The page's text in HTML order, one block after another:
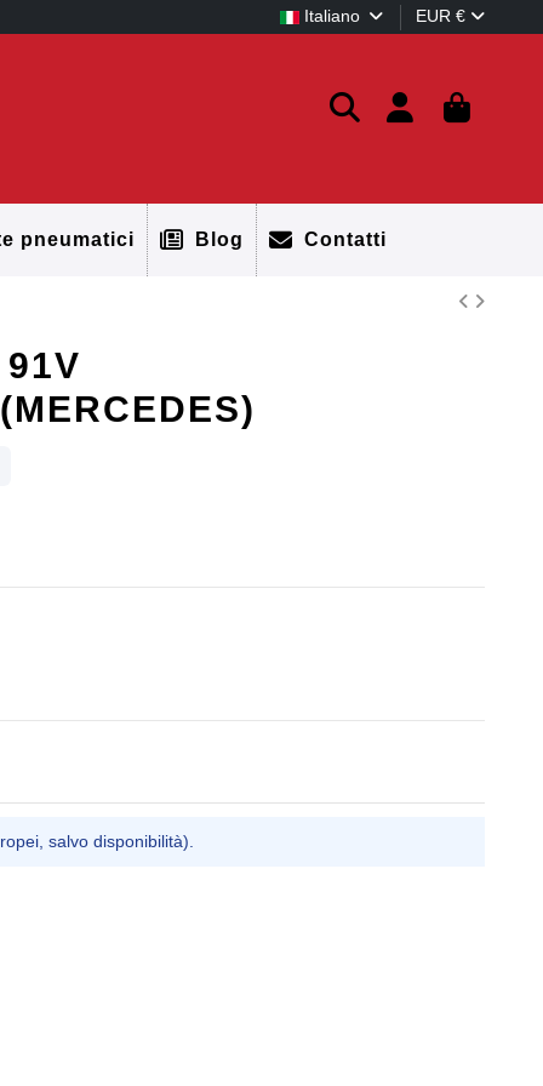
Italiano EUR €
pneumatici Blog Contatti
salvo disponibilità).